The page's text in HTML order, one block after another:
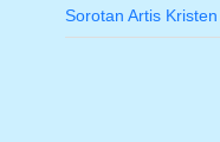
Sorotan Artis Kristen